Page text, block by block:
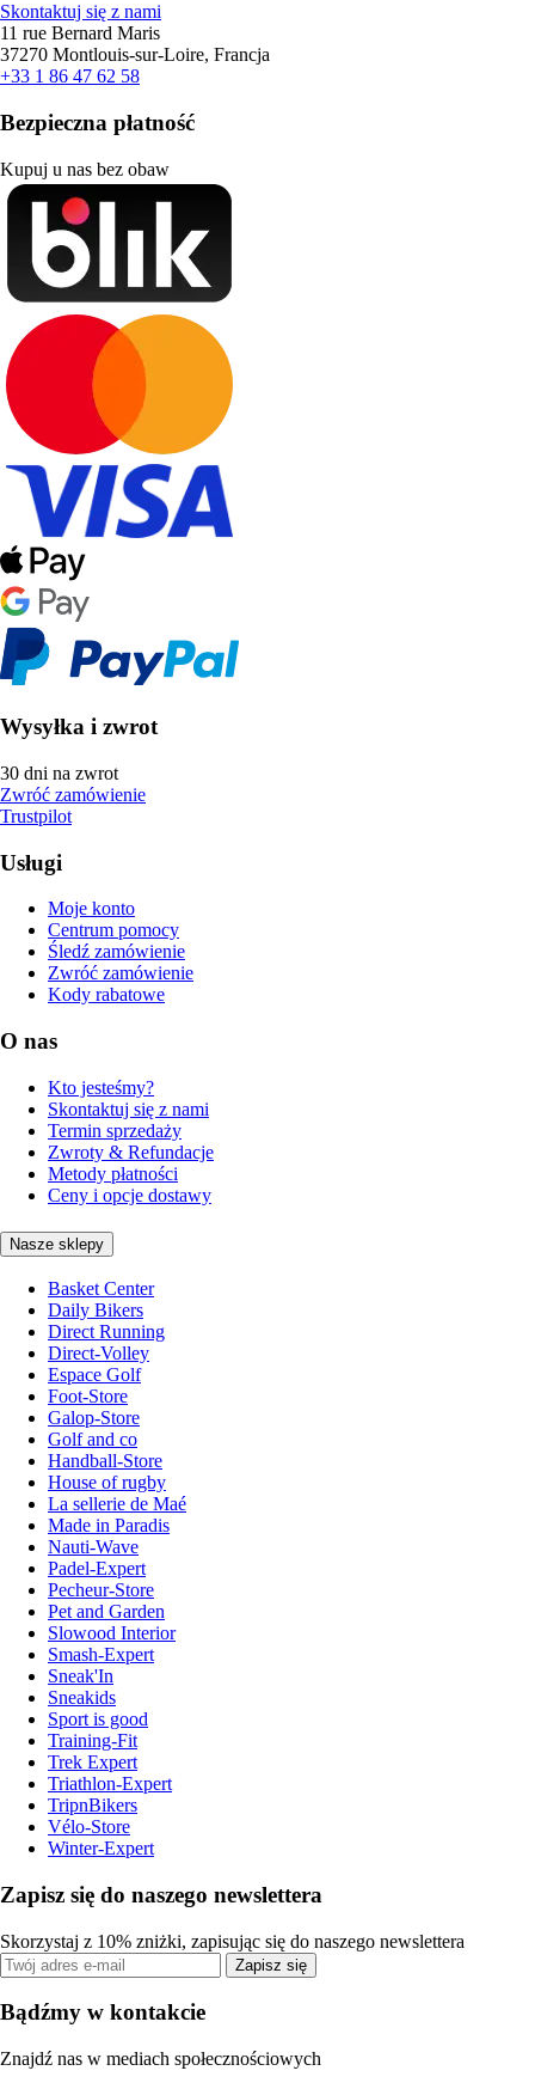
Skontaktuj się z nami
11 rue Bernard Maris
37270 Montlouis-sur-Loire, Francja
+33 1 86 47 62 58
Bezpieczna płatność
Kupuj u nas bez obaw
Wysyłka i zwrot
30 dni na zwrot
Zwróć zamówienie
Trustpilot
Usługi
Moje konto
Centrum pomocy
Śledź zamówienie
Zwróć zamówienie
Kody rabatowe
O nas
Kto jesteśmy?
Skontaktuj się z nami
Termin sprzedaży
Zwroty & Refundacje
Metody płatności
Ceny i opcje dostawy
Nasze sklepy
Basket Center
Daily Bikers
Direct Running
Direct-Volley
Espace Golf
Foot-Store
Galop-Store
Golf and co
Handball-Store
House of rugby
La sellerie de Maé
Made in Paradis
Nauti-Wave
Padel-Expert
Pecheur-Store
Pet and Garden
Slowood Interior
Smash-Expert
Sneak'In
Sneakids
Sport is good
Training-Fit
Trek Expert
Triathlon-Expert
TripnBikers
Vélo-Store
Winter-Expert
Zapisz się do naszego newslettera
Skorzystaj z 10% zniżki, zapisując się do naszego newslettera
Zapisz się
Bądźmy w kontakcie
Znajdź nas w mediach społecznościowych